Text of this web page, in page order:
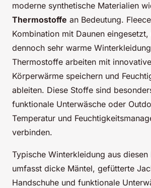
moderne synthetische Materialien
Thermostoffe an Bedeutung.
Kombination mit Daunen
dennoch sehr warme
Thermostoffe arbeiten mit
Körperwärme speichern und
ableiten. Diese Stoffe sind
funktionale Unterwäsche oder
Temperatur und
verbinden.
Typische Winterkleidung aus diesen
umfasst dicke Mäntel, gefütterte
Handschuhe und funktionale